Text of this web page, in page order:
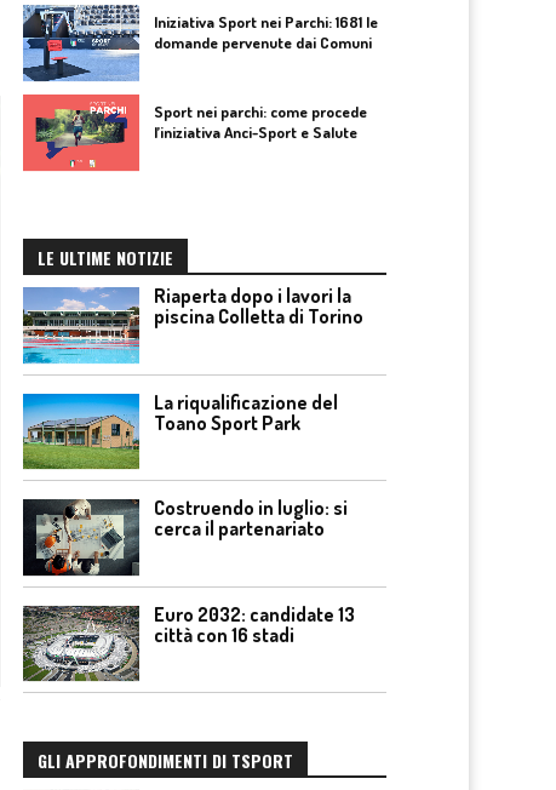
Iniziativa Sport nei Parchi: 1681 le
domande pervenute dai Comuni
Sport nei parchi: come procede
l’iniziativa Anci-Sport e Salute
LE ULTIME NOTIZIE
Riaperta dopo i lavori la
piscina Colletta di Torino
La riqualificazione del
Toano Sport Park
Costruendo in luglio: si
cerca il partenariato
Euro 2032: candidate 13
città con 16 stadi
GLI APPROFONDIMENTI DI TSPORT